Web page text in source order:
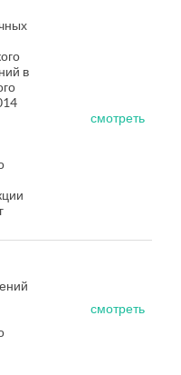
в
смотреть
смотреть